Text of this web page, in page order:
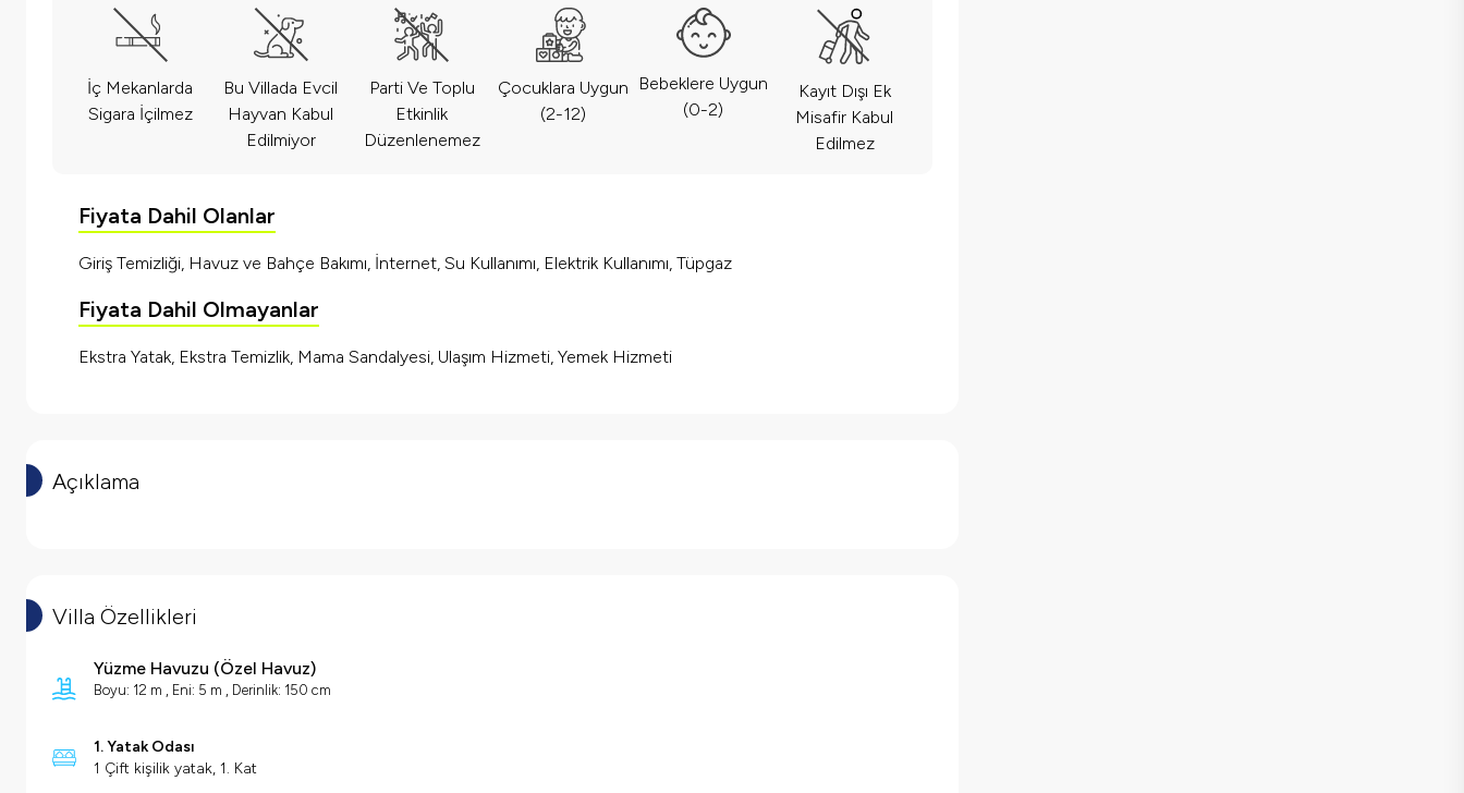
İç Mekanlarda
Sigara İçilmez
Bu Villada Evcil
Hayvan Kabul
Edilmiyor
Parti Ve Toplu
Etkinlik
Düzenlenemez
Çocuklara Uygun
(2-12)
Bebeklere Uygun
(0-2)
Kayıt Dışı Ek
Misafir Kabul
Edilmez
Fiyata Dahil Olanlar
Giriş Temizliği, Havuz ve Bahçe Bakımı, İnternet, Su Kullanımı, Elektrik Kullanımı, Tüpgaz
Fiyata Dahil Olmayanlar
Ekstra Yatak, Ekstra Temizlik, Mama Sandalyesi, Ulaşım Hizmeti, Yemek Hizmeti
Açıklama
Villa Özellikleri
Yüzme Havuzu (Özel Havuz)
Boyu: 12 m , Eni: 5 m , Derinlik: 150 cm
1. Yatak Odası
1 Çift kişilik yatak, 1. Kat